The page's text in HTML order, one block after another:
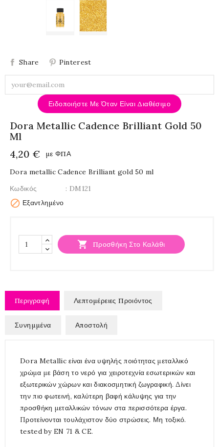
Share Pinterest
Ειδοποιήστε Με Όταν Είναι Διαθέσιμο
Dora Metallic Cadence Brilliant Gold 50
Ml
4,20 €
με ΦΠΑ
Dora metallic Cadence Brilliant gold 50 ml
Κωδικός
: DM121
 Εξαντλημένο
 Προσθήκη Στο Καλάθι
Περιγραφή Λεπτομέρειες Προιόντος
Συνημμένα Αποστολή
Dora Metallic είναι ένα υψηλής ποιότητας μεταλλικό
χρώμα με βάση το νερό για χειροτεχνία εσωτερικών και
εξωτερικών χώρων και διακοσμητική ζωγραφική. Δίνει
την πιο φωτεινή, καλύτερη βαφή κάλυψης για την
προσθήκη μεταλλικών τόνων στα περισσότερα έργα.
Προτείνονται τουλάχιστον δύο στρώσεις. Μη τοξικό.
tested by EN 71 & CE.